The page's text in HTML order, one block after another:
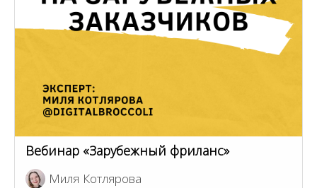
Вебинар «Зарубежный фриланс»
Миля Котлярова